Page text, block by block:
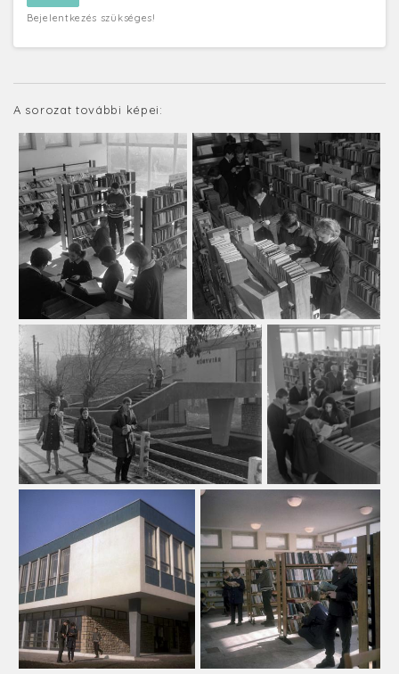
Bejelentkezés szükséges!
A sorozat további képei: